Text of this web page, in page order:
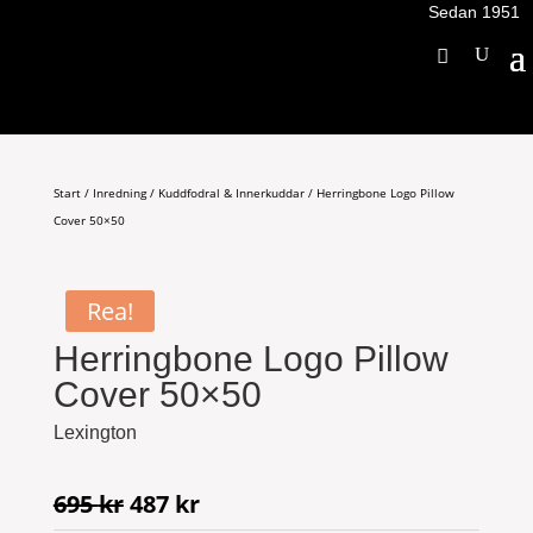
Sedan 1951
Start/ Inredning/ Kuddfodral & Innerkuddar/ Herringbone Logo Pillow
Cover 50×50
Rea!
Herringbone Logo Pillow
Cover 50×50
Lexington
695krDet
487 krDet